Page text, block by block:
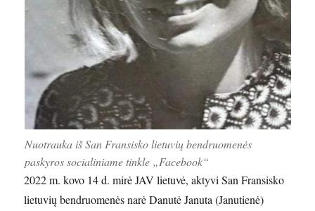
Nuotrauka iš San Fransisko lietuvių bendruomenės
paskyros socialiniame tinkle „Facebook“
2022 m. kovo 14 d. mirė JAV lietuvė, aktyvi San Fransisko
lietuvių bendruomenės narė Danutė Januta (Janutienė)